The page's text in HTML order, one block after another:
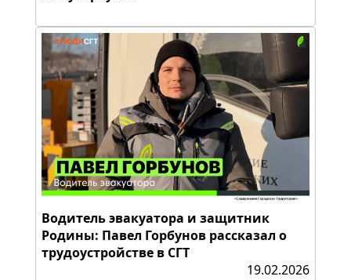
Водитель эвакуатора и защитник
Родины: Павел Горбунов рассказал о
трудоустройстве в СГТ
19.02.2026